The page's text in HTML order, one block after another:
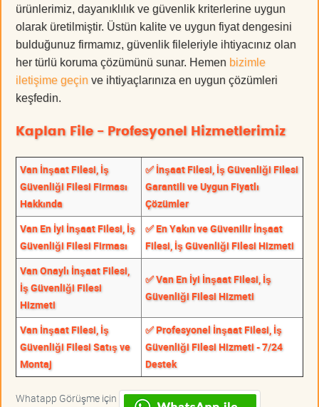
ürünlerimiz, dayanıklılık ve güvenlik kriterlerine uygun
olarak üretilmiştir. Üstün kalite ve uygun fiyat dengesini
bulduğunuz firmamız, güvenlik fileleriyle ihtiyacınız olan
her türlü koruma çözümünü sunar. Hemen bizimle
iletişime geçin ve ihtiyaçlarınıza en uygun çözümleri
keşfedin.
Kaplan File - Profesyonel Hizmetlerimiz
Van İnşaat Filesi, İş
Güvenliği Filesi Firması
Hakkında
✅ İnşaat Filesi, İş Güvenliği Filesi
Garantili ve Uygun Fiyatlı
Çözümler
Van En İyi İnşaat Filesi, İş
Güvenliği Filesi Firması
✅ En Yakın ve Güvenilir İnşaat
Filesi, İş Güvenliği Filesi Hizmeti
Van Onaylı İnşaat Filesi,
İş Güvenliği Filesi
Hizmeti
✅ Van En İyi İnşaat Filesi, İş
Güvenliği Filesi Hizmeti
Van İnşaat Filesi, İş
Güvenliği Filesi Satış ve
Montaj
✅ Profesyonel İnşaat Filesi, İş
Güvenliği Filesi Hizmeti - 7/24
Destek
Whatapp Görüşme için